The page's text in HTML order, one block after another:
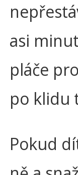
asi
pláče
po klidu
Pokud